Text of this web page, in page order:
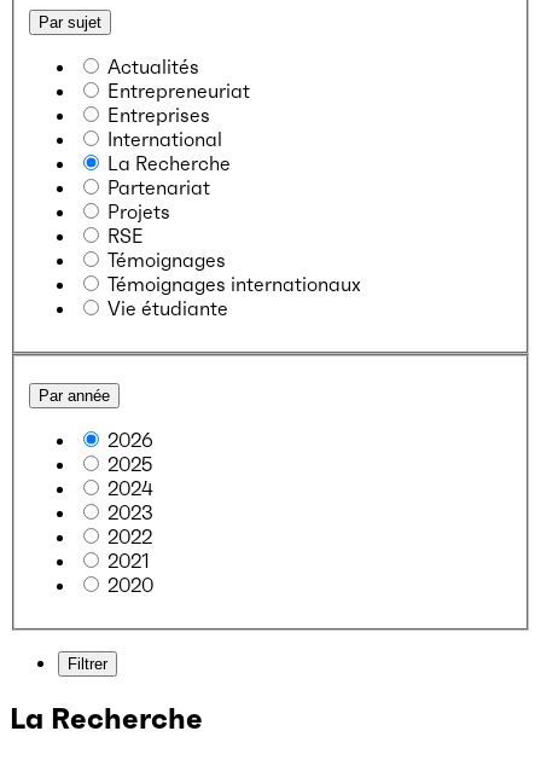
Par sujet
Actualités
Entrepreneuriat
Entreprises
International
La Recherche
Partenariat
Projets
RSE
Témoignages
Témoignages internationaux
Vie étudiante
Par année
2026
2025
2024
2023
2022
2021
2020
Filtrer
La Recherche